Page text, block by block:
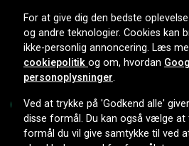
Copyright © 2026,
For at give dig den bedste
og andre teknologier. Cookies kan
ikke-personlig annoncering. Læs
cookiepolitik og om, hvordan
personoplysninger.
Ved at trykke på 'Godkend alle'
disse formål. Du kan også vælge at
formål du vil give samtykke til ved